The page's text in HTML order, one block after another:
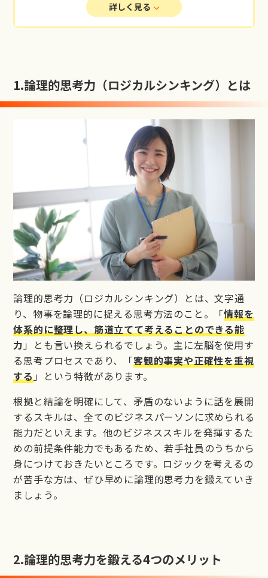
詳しく見る
1.論理的思考力（ロジカルシンキング）とは
論理的思考力（ロジカルシンキング）とは、文字通
り、物事を論理的に捉える思考方法のこと。「情報を
体系的に整理し、筋道立てて考えることのできる能
力 」とも言い換えられるでしょう。主に左脳を使用す
る思考プロセスであり、「客観的事実や正確性を重視
する」という特徴があります。
根拠と結論を明確にして、矛盾のないように話を展開
するスキルは、全てのビジネスパーソンに求められる
能力だといえます。他のビジネススキルを発揮するた
めの前提条件能力でもあるため、若手社員のうちから
身につけておきたいところです。ロジックを考えるの
が苦手な方は、ぜひ早めに論理的思考力を鍛えていき
ましょう。
2.論理的思考力を鍛える4つのメリット